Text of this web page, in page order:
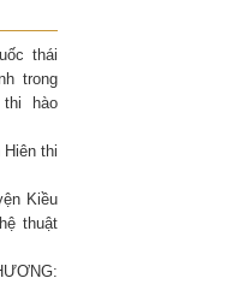
thái
trong
hào
Hiên thi
Kiều
thuật